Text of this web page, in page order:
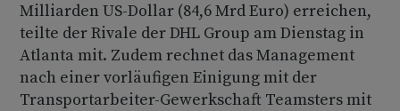
Milliarden US-Dollar (84,6 Mrd Euro) erreichen,
teilte der Rivale der DHL Group am Dienstag in
Atlanta mit. Zudem rechnet das Management
nach einer vorläufigen Einigung mit der
Transportarbeiter-Gewerkschaft Teamsters mit